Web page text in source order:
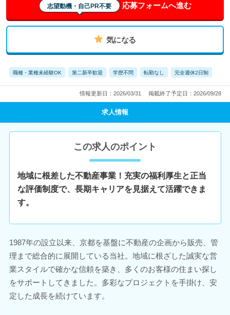
志望動機・自己PR不要 応募フォームへ進む
気になる
職種・業種未経験OK 第二新卒歓迎 学歴不問 転勤なし 完全週休2日制
情報更新日：2026/03/31 掲載終了予定日：2026/09/28
求人情報
この求人のポイント
地域に根差した不動産事業！充実の福利厚生と正当
な評価制度で、長期キャリアを見据えて活躍できま
す。
1987年の設立以来、京都を基盤に不動産の企画から販売、管
理まで総合的に展開している当社。地域に根ざした誠実な営
業スタイルで確かな信頼を築き、多くのお客様の住まい探し
をサポートしてきました。多彩なプロジェクトを手掛け、安
定した成長を続けています。